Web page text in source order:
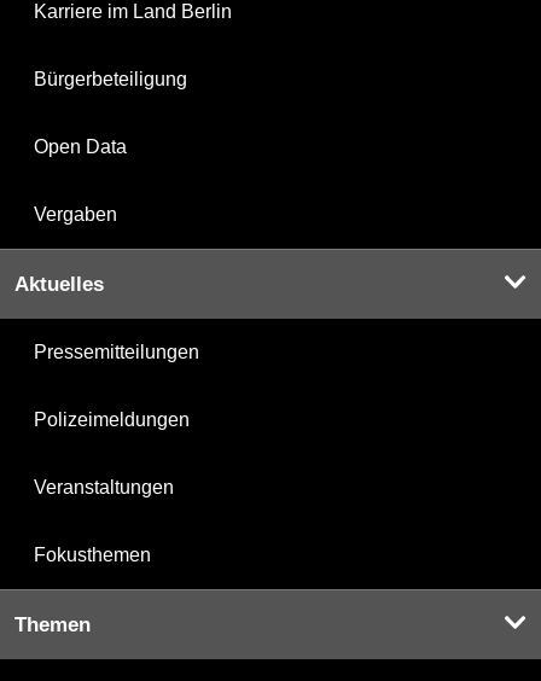
Karriere im Land Berlin
Bürgerbeteiligung
Open Data
Vergaben
Aktuelles
Pressemitteilungen
Polizeimeldungen
Veranstaltungen
Fokusthemen
Themen